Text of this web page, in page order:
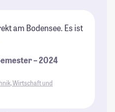
am Bodensee. Es ist
– 2024
Wirtschaft und